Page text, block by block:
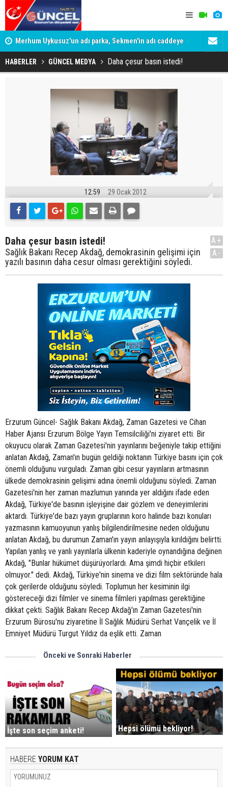
Merhum Uykusuz'un adı parka, Sekmen'in adı caddeye
verildi
HABERLER GÜNCEL MEDYA Daha çesur basın istedi!
12:59 29 Ocak 2012
Daha çesur basın istedi!
Sağlık Bakanı Recep Akdağ, demokrasinin gelişimi için
yazılı basının daha cesur olması gerektiğini söyledi.
A+
A-
Erzurum Güncel- Sağlık Bakanı Akdağ, Zaman Gazetesi ve Cihan
Haber Ajansı Erzurum Bölge Yayın Temsilciliği'ni ziyaret etti. Bir
okuyucu olarak Zaman Gazetesi'nin yayınlarını beğeniyle takip ettiğini
anlatan Akdağ, Zaman'ın bugün geldiği noktanın Türkiye basını için çok
önemli olduğunu vurguladı. Zaman gibi cesur yayınların artmasının
ülkede demokrasinin gelişimi adına önemli olduğunu söyledi. Zaman
Gazetesi'nin her zaman mazlumun yanında yer aldığını ifade eden
Akdağ, Türkiye'de basının işleyişine dair gözlem ve deneyimlerini
aktardı. Türkiye'de bazı yayın gruplarının koro halinde bazı konuları
yazmasının kamuoyunun yanlış bilgilendirilmesine neden olduğunu
anlatan Akdağ, bu durumun Zaman'ın yayın anlayışıyla kırıldığını belirtti.
Yapılan yanlış ve yanlı yayınlarla ülkenin kaderiyle oynandığına değinen
Akdağ, "Bunlar hükümet düşürüyorlardı. Ama şimdi hiçbir etkileri
olmuyor." dedi. Akdağ, Türkiye'nin sinema ve dizi film sektöründe hala
çok gerilerde olduğunu söyledi. Toplumun her kesiminin ilgi
göstereceği dizi filmler ve sinema filmleri yapılması gerektiğine
dikkat çekti. Sağlık Bakanı Recep Akdağ'ın Zaman Gazetesi'nin
Erzurum Bürosu'nu ziyaretine İl Sağlık Müdürü Serhat Vançelik ve İl
Emniyet Müdürü Turgut Yıldız da eşlik etti. Zaman
Önceki ve Sonraki Haberler
İşte son seçim anketi! Hepsi ölümü bekliyor!
HABERE YORUM KAT